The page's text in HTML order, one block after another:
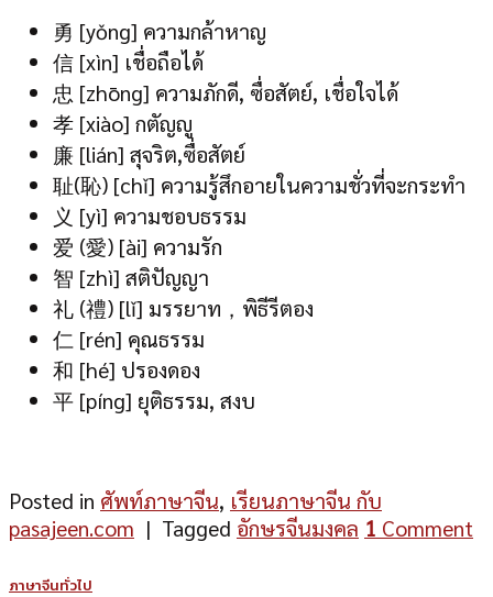
勇 [yǒng] ความกล้าหาญ
信 [xìn] เชื่อถือได้
忠 [zhōng] ความภักดี, ซื่อสัตย์, เชื่อใจได้
孝 [xiào] กตัญญู
廉 [lián] สุจริต,ซื่อสัตย์
耻(恥) [chǐ] ความรู้สึกอายในความชั่วที่จะกระทำ
义 [yì] ความชอบธรรม
爱 (愛) [ài] ความรัก
智 [zhì] สติปัญญา
礼 (禮) [lǐ] มรรยาท，พิธีรีตอง
仁 [rén] คุณธรรม
和 [hé] ปรองดอง
平 [píng] ยุติธรรม, สงบ
Posted in ศัพท์ภาษาจีน, เรียนภาษาจีน กับ
pasajeen.com | Tagged อักษรจีนมงคล 1 Comment
ภาษาจีนทั่วไป